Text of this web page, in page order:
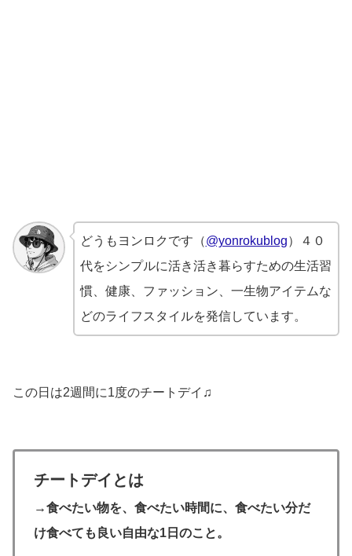
どうもヨンロクです（@yonrokublog）４０
代をシンプルに活き活き暮らすための生活習
慣、健康、ファッション、一生物アイテムな
どのライフスタイルを発信しています。
この日は2週間に1度のチートデイ♫
チートデイとは
→食べたい物を、食べたい時間に、食べたい分だ
け食べても良い自由な1日のこと。